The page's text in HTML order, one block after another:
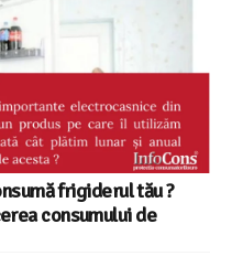
frigiderul tău ?
consumului de